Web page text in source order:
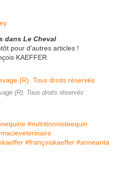
dans Le Cheval
pour d'autres articles !
KAEFFER
(R). Tous droits réservés
#nutritionnisteequin
#françoiskaeffer #anneanta